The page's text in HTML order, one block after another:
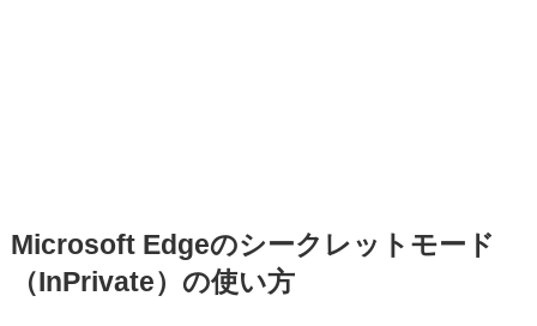
Microsoft Edgeのシークレットモード
（InPrivate）の使い方